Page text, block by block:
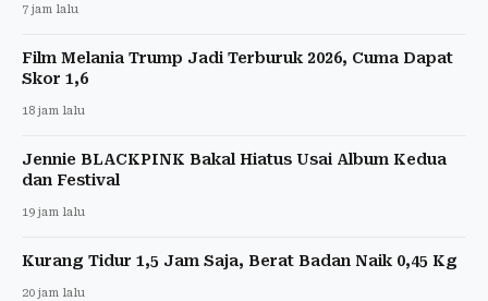
7 jam lalu
Film Melania Trump Jadi Terburuk 2026, Cuma Dapat
Skor 1,6
18 jam lalu
Jennie BLACKPINK Bakal Hiatus Usai Album Kedua
dan Festival
19 jam lalu
Kurang Tidur 1,5 Jam Saja, Berat Badan Naik 0,45 Kg
20 jam lalu